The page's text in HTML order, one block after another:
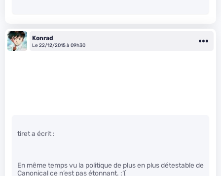
Konrad
Le 22/12/2015 à 09h30
tiret a écrit :
En même temps vu la politique de plus en plus détestable de
Canonical ce n’est pas étonnant. :‘(